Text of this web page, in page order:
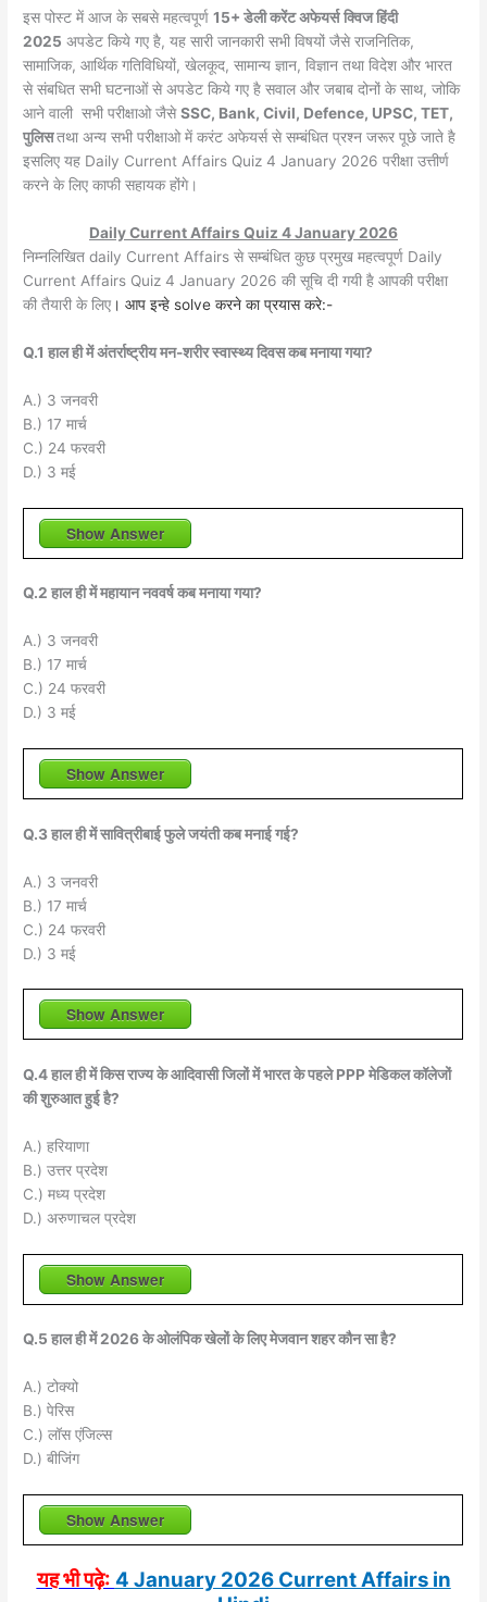
o
k
p
g
er
k
इस पोस्ट में आज के सबसे महत्वपूर्ण15+ डेली करेंट अफेयर्स क्विज हिंदी
2025 अपडेट किये गए है, यह सारी जानकारी सभी विषयों जैसे राजनितिक,
सामाजिक, आर्थिक गतिविधियों, खेलकूद, सामान्य ज्ञान, विज्ञान तथा विदेश और भारत
से संबधित सभी घटनाओं से अपडेट किये गए है सवाल और जबाब दोनों के साथ, जोकि
आने वाली सभी परीक्षाओ जैसेSSC, Bank, Civil, Defence, UPSC, TET,
पुलिसतथा अन्य सभी परीक्षाओ में करंटअफेयर्ससे सम्बंधित प्रश्न जरूर पूछे जाते है
इसलिए यह Daily Current Affairs Quiz 4 January 2026 परीक्षा उत्तीर्ण
करने के लिए काफी सहायक होंगे।
Daily Current Affairs Quiz 4 January 2026
निम्नलिखित daily Current Affairs से सम्बंधित कुछ प्रमुख महत्वपूर्ण Daily
Current Affairs Quiz 4 January 2026 की सूचि दी गयी है आपकी परीक्षा
की तैयारी के लिए । आप इन्हे solve करने का प्रयास करे:-
Q.1 हाल ही में अंतर्राष्ट्रीय मन-शरीर स्वास्थ्य दिवस कब मनाया गया?
A.) 3 जनवरी
B.) 17 मार्च
C.) 24 फरवरी
D.) 3 मई
Show Answer
Q.2 हाल ही में महायान नववर्ष कब मनाया गया?
A.) 3 जनवरी
B.) 17 मार्च
C.) 24 फरवरी
D.) 3 मई
Show Answer
Q.3 हाल ही में सावित्रीबाई फुले जयंती कब मनाई गई?
A.) 3 जनवरी
B.) 17 मार्च
C.) 24 फरवरी
D.) 3 मई
Show Answer
Q.4 हाल ही में किस राज्य के आदिवासी जिलों में भारत के पहले PPP मेडिकल कॉलेजों
की शुरुआत हुई है?
A.) हरियाणा
B.) उत्तर प्रदेश
C.) मध्य प्रदेश
D.) अरुणाचल प्रदेश
Show Answer
Q.5 हाल ही में 2026 के ओलंपिक खेलों के लिए मेजवान शहर कौन सा है?
A.) टोक्यो
B.) पेरिस
C.) लॉस एंजिल्स
D.) बीजिंग
Show Answer
यह भी पढ़े: 4 January 2026 Current Affairs in